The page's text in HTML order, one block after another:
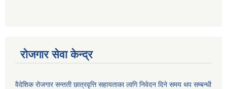
रोजगार सेवा केन्द्र
वैदेशिक रोजगार सन्तती छात्रवृत्ति सहायताका लागि निवेदन दिने समय थप सम्बन्धी